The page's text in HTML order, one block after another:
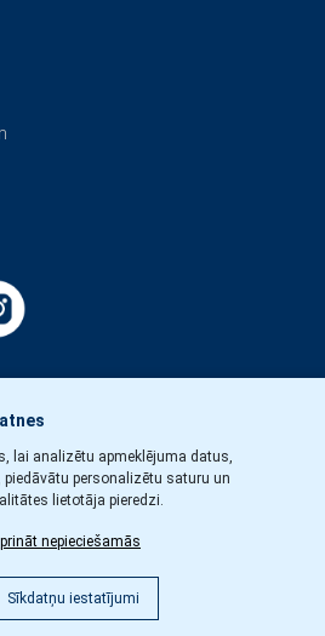
lai analizētu apmeklējuma datus,
personalizētu saturu un
lietotāja pieredzi.
nepieciešamās
Sīkdatņu iestatījumi